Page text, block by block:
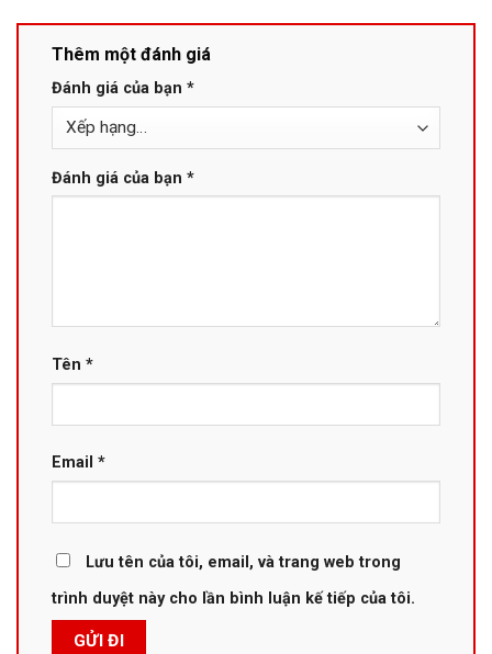
Thêm một đánh giá
Đánh giá của bạn *
Đánh giá của bạn *
Tên *
Email *
Lưu tên của tôi, email, và trang web trong
trình duyệt này cho lần bình luận kế tiếp của tôi.